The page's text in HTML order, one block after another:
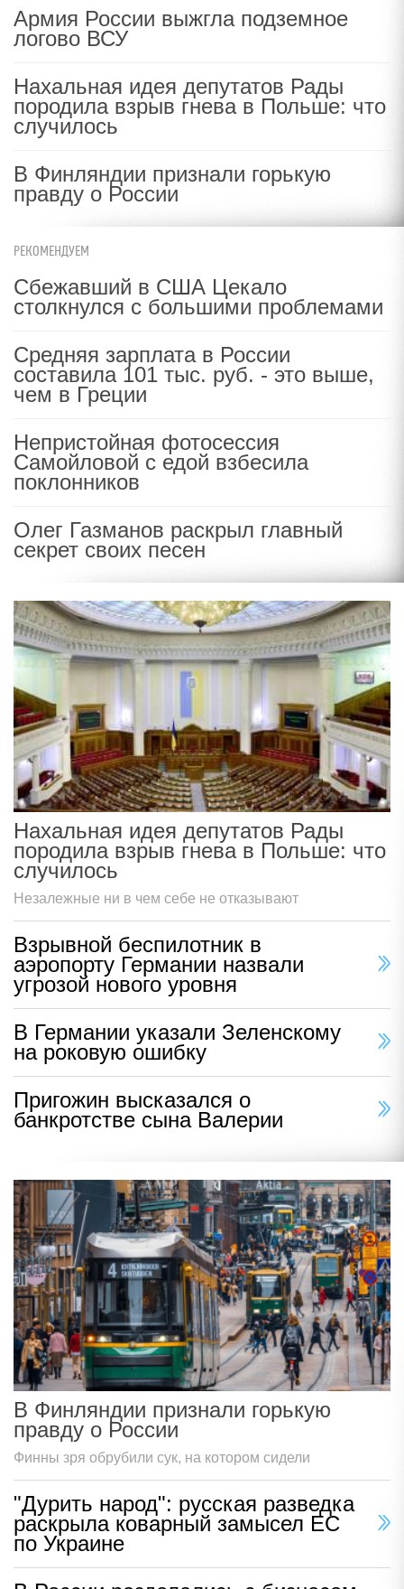
Армия России выжгла подземное
логово ВСУ
Нахальная идея депутатов Рады
породила взрыв гнева в Польше: что
случилось
В Финляндии признали горькую
правду о России
РЕКОМЕНДУЕМ
Сбежавший в США Цекало
столкнулся с большими проблемами
Средняя зарплата в России
составила 101 тыс. руб. - это выше,
чем в Греции
Непристойная фотосессия
Самойловой с едой взбесила
поклонников
Олег Газманов раскрыл главный
секрет своих песен
Нахальная идея депутатов Рады
породила взрыв гнева в Польше: что
случилось
Незалежные ни в чем себе не отказывают
Взрывной беспилотник в
аэропорту Германии назвали
угрозой нового уровня
В Германии указали Зеленскому
на роковую ошибку
Пригожин высказался о
банкротстве сына Валерии
В Финляндии признали горькую
правду о России
Финны зря обрубили сук, на котором сидели
"Дурить народ": русская разведка
раскрыла коварный замысел ЕС
по Украине